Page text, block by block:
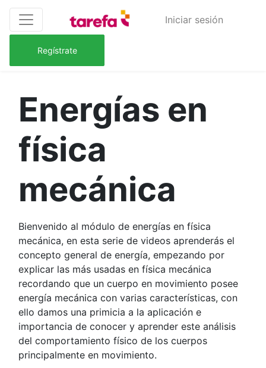
Iniciar sesión
Regístrate
Energías en
física
mecánica
Bienvenido al módulo de energías en física
mecánica, en esta serie de videos aprenderás el
concepto general de energía, empezando por
explicar las más usadas en física mecánica
recordando que un cuerpo en movimiento posee
energía mecánica con varias características, con
ello damos una primicia a la aplicación e
importancia de conocer y aprender este análisis
del comportamiento físico de los cuerpos
principalmente en movimiento.